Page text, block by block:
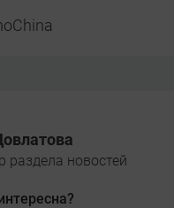
раздела новостей